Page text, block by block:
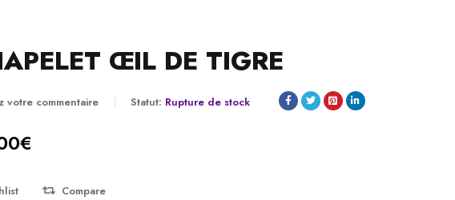
ŒIL DE TIGRE
votre commentaire Statut: Rupture de stock
€
Compare